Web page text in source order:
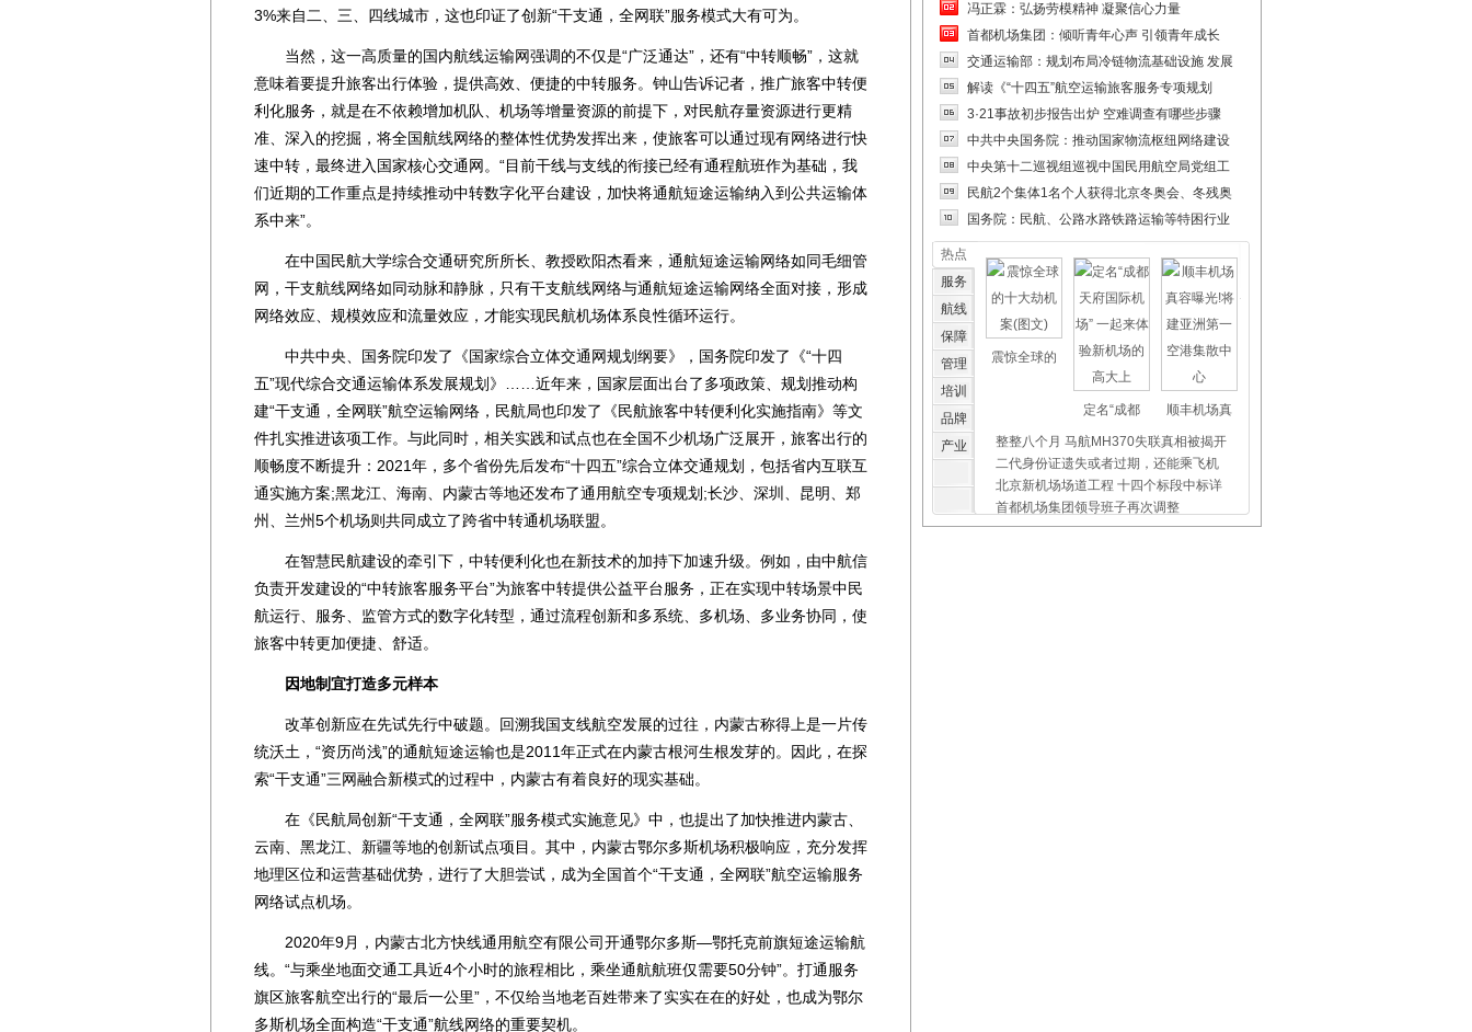
3%来自二、三、四线城市，这也印证了创新“干支通，全网联”服务模式大有可为。
当然，这一高质量的国内航线运输网强调的不仅是“广泛通达”，还有“中转顺畅”，这就
意味着要提升旅客出行体验，提供高效、便捷的中转服务。钟山告诉记者，推广旅客中转便
利化服务，就是在不依赖增加机队、机场等增量资源的前提下，对民航存量资源进行更精
准、深入的挖掘，将全国航线网络的整体性优势发挥出来，使旅客可以通过现有网络进行快
速中转，最终进入国家核心交通网。“目前干线与支线的衔接已经有通程航班作为基础，我
们近期的工作重点是持续推动中转数字化平台建设，加快将通航短途运输纳入到公共运输体
系中来”。
在中国民航大学综合交通研究所所长、教授欧阳杰看来，通航短途运输网络如同毛细管
网，干支航线网络如同动脉和静脉，只有干支航线网络与通航短途运输网络全面对接，形成
网络效应、规模效应和流量效应，才能实现民航机场体系良性循环运行。
中共中央、国务院印发了《国家综合立体交通网规划纲要》，国务院印发了《“十四
五”现代综合交通运输体系发展规划》……近年来，国家层面出台了多项政策、规划推动构
建“干支通，全网联”航空运输网络，民航局也印发了《民航旅客中转便利化实施指南》等文
件扎实推进该项工作。与此同时，相关实践和试点也在全国不少机场广泛展开，旅客出行的
顺畅度不断提升：2021年，多个省份先后发布“十四五”综合立体交通规划，包括省内互联互
通实施方案;黑龙江、海南、内蒙古等地还发布了通用航空专项规划;长沙、深圳、昆明、郑
州、兰州5个机场则共同成立了跨省中转通机场联盟。
在智慧民航建设的牵引下，中转便利化也在新技术的加持下加速升级。例如，由中航信
负责开发建设的“中转旅客服务平台”为旅客中转提供公益平台服务，正在实现中转场景中民
航运行、服务、监管方式的数字化转型，通过流程创新和多系统、多机场、多业务协同，使
旅客中转更加便捷、舒适。
因地制宜打造多元样本
改革创新应在先试先行中破题。回溯我国支线航空发展的过往，内蒙古称得上是一片传
统沃土，“资历尚浅”的通航短途运输也是2011年正式在内蒙古根河生根发芽的。因此，在探
索“干支通”三网融合新模式的过程中，内蒙古有着良好的现实基础。
在《民航局创新“干支通，全网联”服务模式实施意见》中，也提出了加快推进内蒙古、
云南、黑龙江、新疆等地的创新试点项目。其中，内蒙古鄂尔多斯机场积极响应，充分发挥
地理区位和运营基础优势，进行了大胆尝试，成为全国首个“干支通，全网联”航空运输服务
网络试点机场。
2020年9月，内蒙古北方快线通用航空有限公司开通鄂尔多斯—鄂托克前旗短途运输航
线。“与乘坐地面交通工具近4个小时的旅程相比，乘坐通航航班仅需要50分钟”。打通服务
旗区旅客航空出行的“最后一公里”，不仅给当地老百姓带来了实实在在的好处，也成为鄂尔
多斯机场全面构造“干支通”航线网络的重要契机。
冯正霖：弘扬劳模精神 凝聚信心力量
首都机场集团：倾听青年心声 引领青年成长
交通运输部：规划布局冷链物流基础设施 发展
解读《“十四五”航空运输旅客服务专项规划
3·21事故初步报告出炉 空难调查有哪些步骤
中共中央国务院：推动国家物流枢纽网络建设
中央第十二巡视组巡视中国民用航空局党组工
民航2个集体1名个人获得北京冬奥会、冬残奥
国务院：民航、公路水路铁路运输等特困行业
热点
服务
航线
保障
管理
培训
品牌
产业
震惊全球的
定名“成都 顺丰机场真
整整八个月 马航MH370失联真相被揭开
二代身份证遗失或者过期，还能乘飞机
北京新机场场道工程 十四个标段中标详
首都机场集团领导班子再次调整
杭州未来科技城开通机场巴士